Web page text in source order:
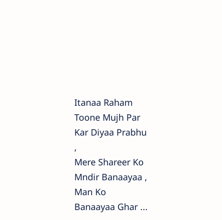
Itanaa Raham
Toone Mujh Par
Kar Diyaa Prabhu
,
Mere Shareer Ko
Mndir Banaayaa ,
Man Ko
Banaayaa Ghar ...